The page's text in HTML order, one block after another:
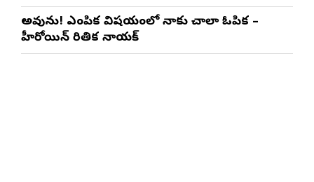
అవును! ఎంపిక విషయంలో నాకు చాలా ఓపిక –
హీరోయిన్ రితిక నాయక్